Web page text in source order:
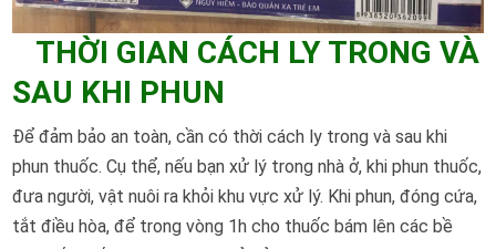
THỜI GIAN CÁCH LY TRONG VÀ
SAU KHI PHUN
Để đảm bảo an toàn, cần có thời cách ly trong và sau khi
phun thuốc. Cụ thể, nếu bạn xử lý trong nhà ở, khi phun thuốc,
đưa người, vật nuôi ra khỏi khu vực xử lý. Khi phun, đóng cứa,
tắt điều hòa, để trong vòng 1h cho thuốc bám lên các bề